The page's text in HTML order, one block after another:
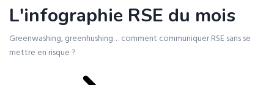
L'infographie RSE du mois
Greenwashing, greenhushing… comment communiquer RSE sans se
mettre en risque ?